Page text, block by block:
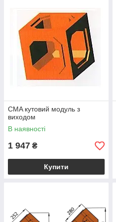
CMA кутовий модуль з
виходом
В наявності
1 947 ₴
Купити